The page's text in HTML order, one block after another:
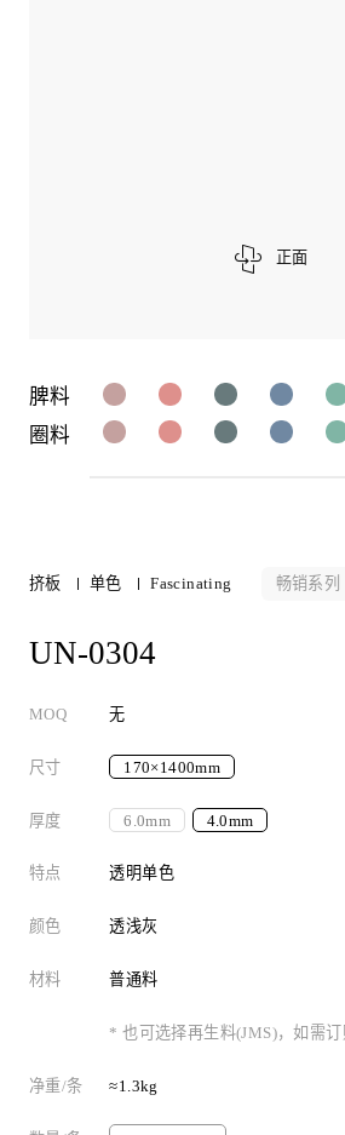
正面
脾料
圈料
挤板 单色 Fascinating 畅销系列
UN-0304
MOQ 无
尺寸 170×1400mm
厚度 6.0mm 4.0mm
特点 透明单色
颜色 透浅灰
材料 普通料
* 也可选择再生料(JMS)，如需订
净重/条 ≈1.3kg